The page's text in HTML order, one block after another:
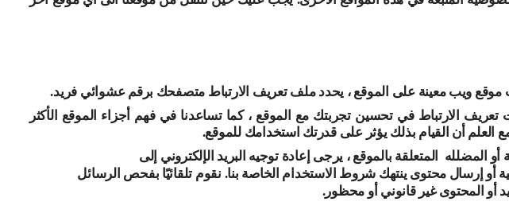
موقع ويب معينة على الموقع ، يحدد ملف تعريف الارتباط متصفحك برقم عشوائي فريد.
الارتباط في تحسين تجربتك مع الموقع ، كما تساعدنا في فهم أجزاء الموقع الأكثر
أن القيام بذلك يؤثر على قدرتك استخدامك للموقع.
أو المضلله
المتعلقة بالموقع ، يرجى إعادة توجيه البريد الإلكتروني إلى
أو إرسال محتوى ينتهك شروط الاستخدام الخاصة بنا. نقوم تلقائيًا بفحص الرسائل
أو المحتوى غير قانوني أو محظور.